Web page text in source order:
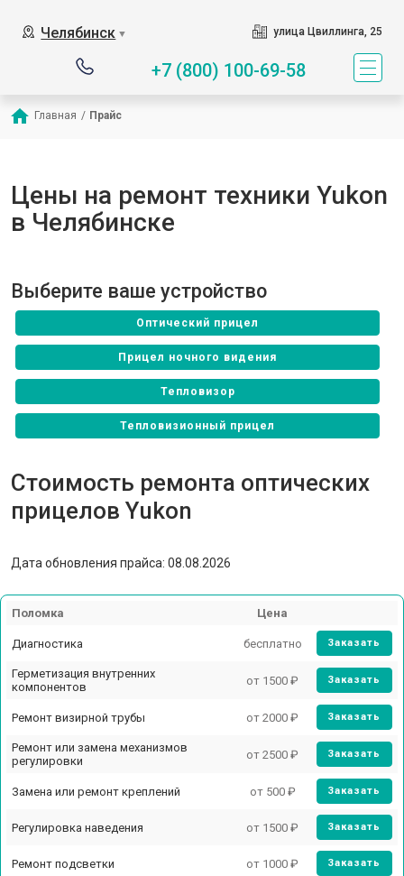
Челябинск ▼ улица Цвиллинга, 25
+7 (800) 100-69-58
Главная / Прайс
Цены на ремонт техники Yukon
в Челябинске
Выберите ваше устройство
Оптический прицел
Прицел ночного видения
Тепловизор
Тепловизионный прицел
Стоимость ремонта оптических
прицелов Yukon
Дата обновления прайса: 08.08.2026
Поломка Цена
Диагностика бесплатно Заказать
Герметизация внутренних
компонентов
от 1500 ₽ Заказать
Ремонт визирной трубы от 2000 ₽ Заказать
Ремонт или замена механизмов
регулировки
от 2500 ₽ Заказать
Замена или ремонт креплений от 500 ₽ Заказать
Регулировка наведения от 1500 ₽ Заказать
Ремонт подсветки от 1000 ₽ Заказать